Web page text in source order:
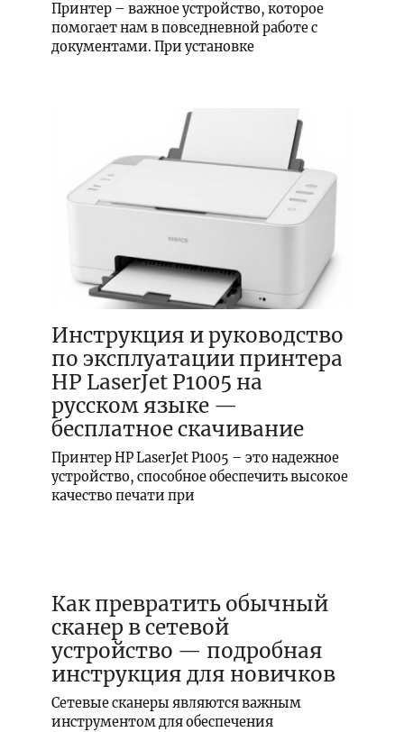
Принтер – важное устройство, которое
помогает нам в повседневной работе с
документами. При установке
Инструкция и руководство
по эксплуатации принтера
HP LaserJet P1005 на
русском языке —
бесплатное скачивание
Принтер HP LaserJet P1005 – это надежное
устройство, способное обеспечить высокое
качество печати при
Как превратить обычный
сканер в сетевой
устройство — подробная
инструкция для новичков
Сетевые сканеры являются важным
инструментом для обеспечения